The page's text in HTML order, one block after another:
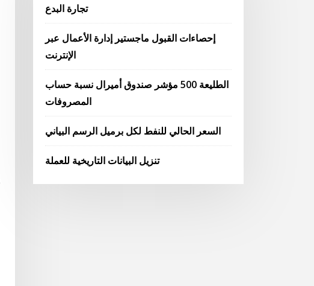
تجارة البدع
إحصاءات القبول ماجستير إدارة الأعمال عبر
الإنترنت
الطليعة 500 مؤشر صندوق أميرال نسبة حساب
المصروفات
السعر الحالي للنفط لكل برميل الرسم البياني
تنزيل البيانات التاريخية للعملة